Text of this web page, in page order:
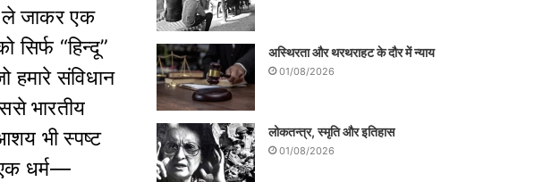
ले जाकर एक
“हिन्दू”
संविधान
भारतीय
भी स्पष्ट
एक धर्म—
अस्थिरता और थरथराहट के दौर में न्याय
01/08/2026
लोकतन्त्र, स्मृति और इतिहास
01/08/2026